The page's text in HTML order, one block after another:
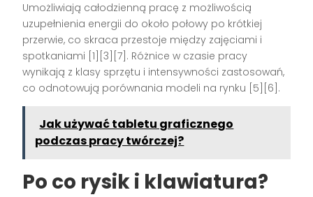
Umożliwiają całodzienną pracę z możliwością
uzupełnienia energii do około połowy po krótkiej
przerwie, co skraca przestoje między zajęciami i
spotkaniami [1][3][7]. Różnice w czasie pracy
wynikają z klasy sprzętu i intensywności zastosowań,
co odnotowują porównania modeli na rynku [5][6].
Jak używać tabletu graficznego
podczas pracy twórczej?
Po co rysik i klawiatura?